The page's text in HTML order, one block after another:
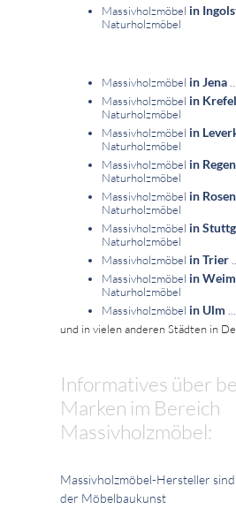
Massivholzmöbel in
Naturholzmöbel
Massivholzmöbel in Jena
Massivholzmöbel in
Naturholzmöbel
Massivholzmöbel in
Naturholzmöbel
Massivholzmöbel in
Naturholzmöbel
Massivholzmöbel in
Naturholzmöbel
Massivholzmöbel in
Naturholzmöbel
Massivholzmöbel in Trier
Massivholzmöbel in
Naturholzmöbel
Massivholzmöbel in Ulm
und in vielen anderen Städten in
Informatives über
Marken im Bereich
Massivholzmöbel:
Massivholzmöbel-Hersteller
der Möbelbaukunst